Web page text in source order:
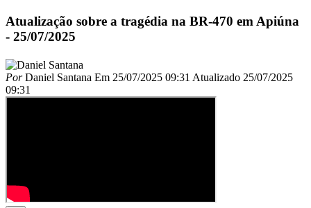
Atualização sobre a tragédia na BR-470 em Apiúna
- 25/07/2025
PorDaniel Santana Em 25/07/2025 09:31 Atualizado 25/07/2025
09:31